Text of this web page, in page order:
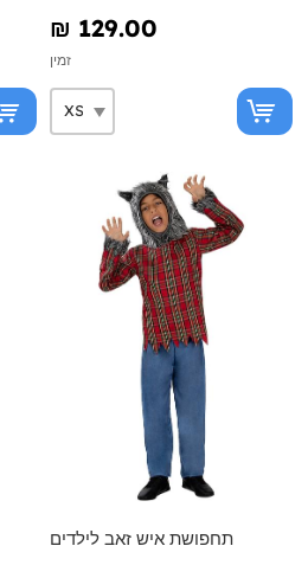
₪‎ 129.00
זמין
תחפושת איש זאב לילדים